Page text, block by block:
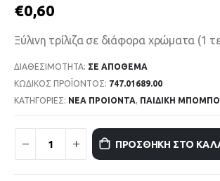
€0,60
Ξύλινη τρίλιζα σε διάφορα χρώματα (1
ΔΙΑΘΕΣΙΜΌΤΗΤΑ: ΣΕ ΑΠΌΘΕΜΑ
ΚΩΔΙΚΌΣ ΠΡΟΪΌΝΤΟΣ: 747.01689.00
ΚΑΤΗΓΟΡΊΕΣ: ΝΕΑ ΠΡΟΙΟΝΤΑ, ΠΑΙΔΙΚΗ
ΠΡΟΣΘΉΚΗ ΣΤΟ